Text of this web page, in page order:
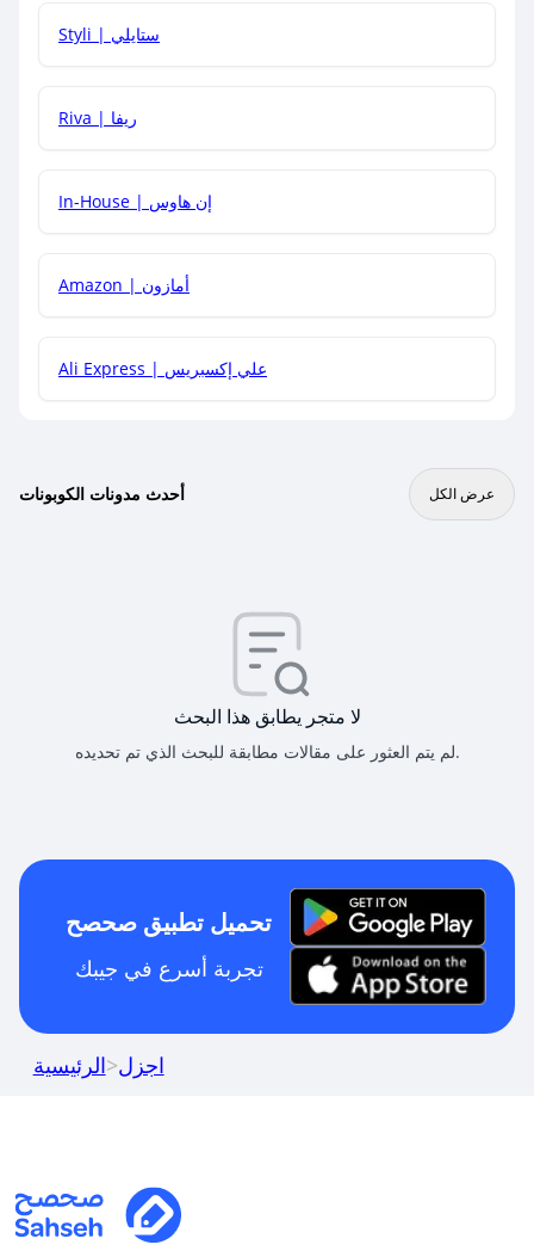
هل يمكنني جمع كود خصم مع العروض الأخرى؟
Styli | ستايلي
Riva | ريفا
In-House | إن هاوس
Amazon | أمازون
Ali Express | علي إكسبريس
أحدث مدونات الكوبونات عرض الكل
لا متجر يطابق هذا البحث
لم يتم العثور على مقالات مطابقة للبحث الذي تم تحديده.
تحميل تطبيق صحصح
تجربة أسرع في جيبك
الرئيسية>اجزل